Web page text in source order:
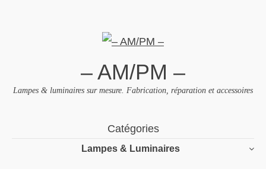
– AM/PM –
Lampes & luminaires sur mesure. Fabrication, réparation et accessoires
Catégories
Lampes & Luminaires